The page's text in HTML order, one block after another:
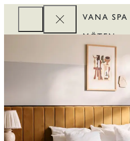
VANA SPA
MÖTEN
FÖRETAG
REWARDS